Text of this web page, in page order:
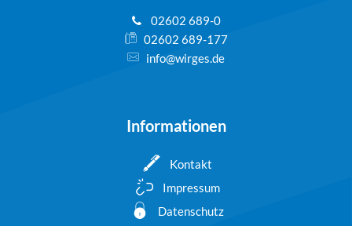
02602 689-0
02602 689-177
info@wirges.de
Informationen
Kontakt
Impressum
Datenschutz